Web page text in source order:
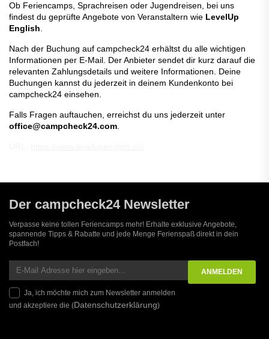
Ob Feriencamps, Sprachreisen oder Jugendreisen, bei uns
findest du geprüfte Angebote von Veranstaltern wie LevelUp
English.
Nach der Buchung auf campcheck24 erhältst du alle wichtigen
Informationen per E-Mail. Der Anbieter sendet dir kurz darauf die
relevanten Zahlungsdetails und weitere Informationen. Deine
Buchungen kannst du jederzeit in deinem Kundenkonto bei
campcheck24 einsehen.
Falls Fragen auftauchen, erreichst du uns jederzeit unter
office@campcheck24.com.
Der campcheck24 Newsletter
Verpasse keine tollen Feriencamps mehr! Erhalte exklusive Angebote,
spannende Tipps & Rabatte und jede Menge Ferienspaß direkt in dein
Postfach!
Ja, ich möchte mich zum Newsletter anmelden
und akzeptiere die (Datenschutzerklärung)